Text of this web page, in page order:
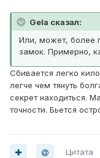
Gela сказал:
Или, может, более
замок. Примерно,
Сбивается легко
легче чем тянуть
секрет находиться.
точности. Бьется
Цитата